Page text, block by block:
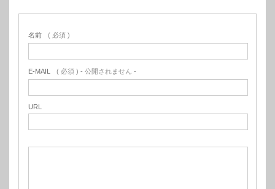
名前 ( 必須 )
E-MAIL ( 必須 ) - 公開されません -
URL